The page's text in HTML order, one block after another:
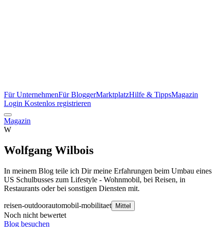
Für UnternehmenFür BloggerMarktplatzHilfe & TippsMagazin
Login Kostenlos registrieren
Magazin
W
Wolfgang Wilbois
In meinem Blog teile ich Dir meine Erfahrungen beim Umbau eines
US Schulbusses zum Lifestyle - Wohnmobil, bei Reisen, in
Restaurants oder bei sonstigen Diensten mit.
reisen-outdoorautomobil-mobilitaet Mittel
Noch nicht bewertet
Blog besuchen